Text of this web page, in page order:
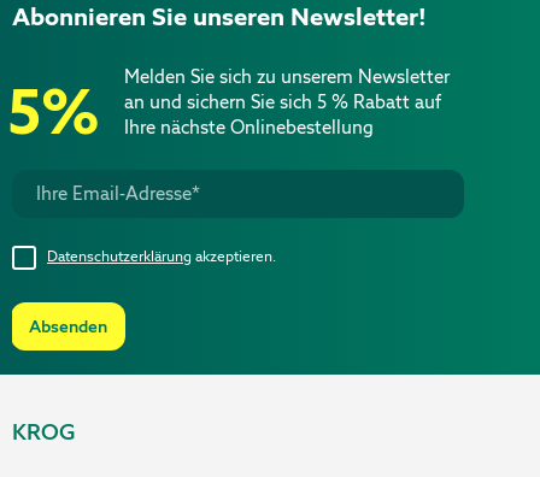
Abonnieren Sie unseren Newsletter!
5%
Melden Sie sich zu unserem Newsletter
an und sichern Sie sich 5 % Rabatt auf
Ihre nächste Onlinebestellung
Absenden
Datenschutzerklärung akzeptieren.
KROG